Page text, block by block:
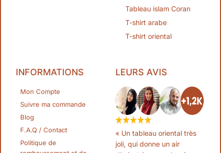
Tableau islam Coran
T-shirt arabe
T-shirt oriental
INFORMATIONS
Mon Compte
Suivre ma commande
Blog
F.A.Q / Contact
Politique de
LEURS AVIS
« Un tableau oriental très
joli, qui donne un air